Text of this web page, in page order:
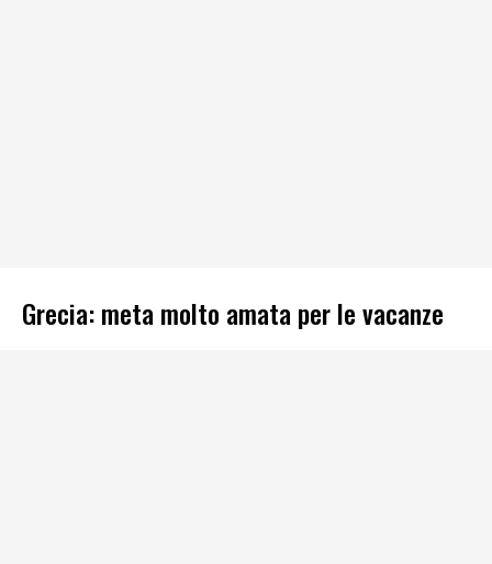
Grecia: meta molto amata per le vacanze